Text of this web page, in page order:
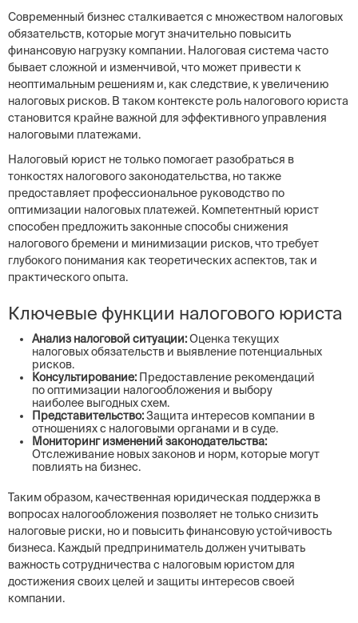
Современный бизнес сталкивается с множеством налоговых
обязательств, которые могут значительно повысить
финансовую нагрузку компании. Налоговая система часто
бывает сложной и изменчивой, что может привести к
неоптимальным решениям и, как следствие, к увеличению
налоговых рисков. В таком контексте роль налогового юриста
становится крайне важной для эффективного управления
налоговыми платежами.
Налоговый юрист не только помогает разобраться в
тонкостях налогового законодательства, но также
предоставляет профессиональное руководство по
оптимизации налоговых платежей. Компетентный юрист
способен предложить законные способы снижения
налогового бремени и минимизации рисков, что требует
глубокого понимания как теоретических аспектов, так и
практического опыта.
Ключевые функции налогового юриста
Анализ налоговой ситуации:Оценка текущих
налоговых обязательств и выявление потенциальных
рисков.
Консультирование: Предоставление рекомендаций
по оптимизации налогообложения и выбору
наиболее выгодных схем.
Представительство:Защита интересов компании в
отношениях с налоговыми органами и в суде.
Мониторинг изменений законодательства:
Отслеживание новых законов и норм, которые могут
повлиять на бизнес.
Таким образом, качественная юридическая поддержка в
вопросах налогообложения позволяет не только снизить
налоговые риски, но и повысить финансовую устойчивость
бизнеса. Каждый предприниматель должен учитывать
важность сотрудничества с налоговым юристом для
достижения своих целей и защиты интересов своей
компании.